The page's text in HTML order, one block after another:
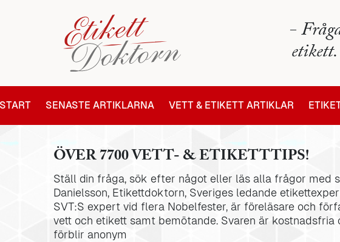
-
START SENASTE ARTIKLARNA VETT & ETIKETT ARTIKLAR
ÖVER 7700 VETT- & ETIKETTTIPS!
Ställ din fråga, sök efter något eller läs alla frågor med
Danielsson, Etikettdoktorn, Sveriges ledande
SVT:S expert vid flera Nobelfester, är föreläsare och
vett och etikett samt bemötande. Svaren är kostnadsfria
förblir anonym